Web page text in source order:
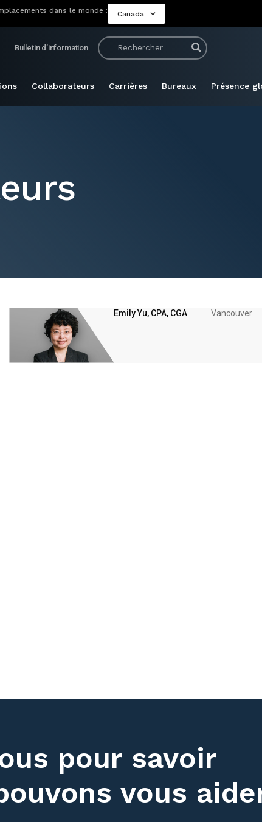
dans le monde : Canada
Bulletin d’information
Collaborateurs Carrières Bureaux Présence
Emily Yu, CPA, CGA Vancouver
pour savoir
vous